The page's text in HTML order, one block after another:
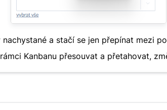
a stačí se jen přepínat mezi
Kanbanu přesouvat a přetahovat,